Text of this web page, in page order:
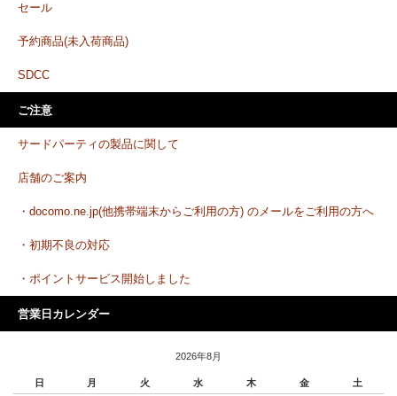
セール
予約商品(未入荷商品)
SDCC
ご注意
サードパーティの製品に関して
店舗のご案内
・docomo.ne.jp(他携帯端末からご利用の方) のメールをご利用の方へ
・初期不良の対応
・ポイントサービス開始しました
営業日カレンダー
2026年8月
日 月 火 水 木 金 土